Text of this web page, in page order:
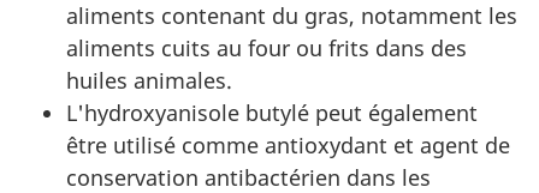
aliments contenant du gras, notamment les
aliments cuits au four ou frits dans des
huiles animales.
L'hydroxyanisole butylé peut également
être utilisé comme antioxydant et agent de
conservation antibactérien dans les